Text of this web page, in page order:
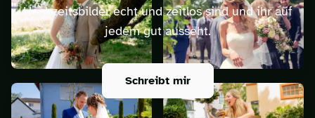
Hochzeitsbilder echt und zeitlos sind und ihr auf
jedem gut ausseht.
Schreibt mir